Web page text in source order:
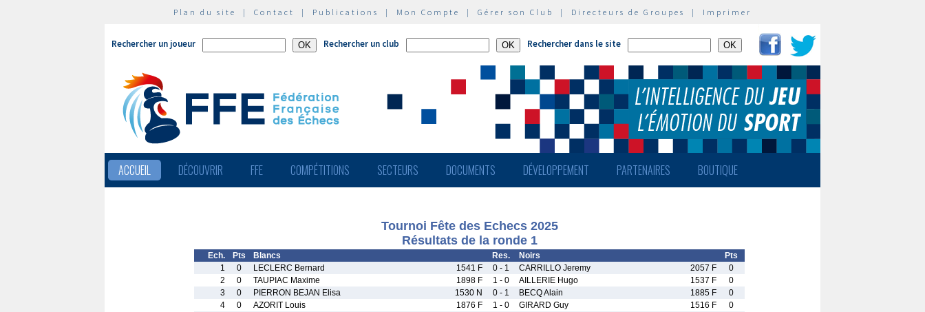
Plan du site | Contact | Publications | Mon Compte | Gérer son Club | Directeurs de Groupes | Imprimer
Rechercher un joueur Rechercher un club Rechercher dans le site
ACCUEIL DÉCOUVRIR FFE COMPÉTITIONS SECTEURS DOCUMENTS DÉVELOPPEMENT PARTENAIRES BOUTIQUE
Tournoi Fête des Echecs 2025
Résultats de la ronde 1
Ech. Pts Blancs Res. Noirs
Pts
1
0 LECLERC Bernard 1541 F 0 - 1 CARRILLO Jeremy 2057 F
0
2
0 TAUPIAC Maxime 1898 F 1 - 0 AILLERIE Hugo 1537 F
0
3
0 PIERRON BEJAN Elisa 1530 N 0 - 1 BECQ Alain 1885 F
0
4
0 AZORIT Louis 1876 F 1 - 0 GIRARD Guy 1516 F
0